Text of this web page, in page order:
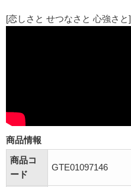
[恋しさと せつなさと 心強さと]
商品情報
商品コ
ード
GTE01097146